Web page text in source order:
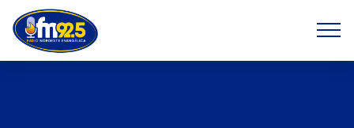
Previous Next